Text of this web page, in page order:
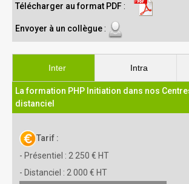
Télécharger au format PDF:
Envoyer à un collègue:
Inter Intra
La formation PHP Initiation dans nos
distanciel
Tarif :
- Présentiel : 2 250 € HT
- Distanciel : 2 000 € HT